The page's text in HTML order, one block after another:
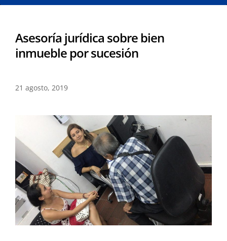
Asesoría jurídica sobre bien
inmueble por sucesión
21 agosto, 2019